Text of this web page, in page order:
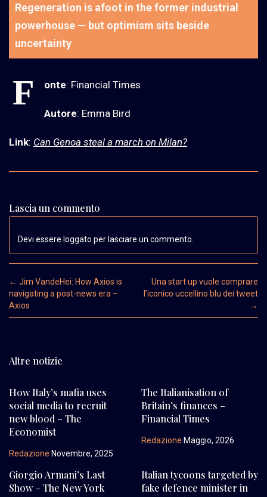
Regeneration is afoot in the former industrial
powerhouse — but optimism sits beside
uncertainty
F onte: Financial Times
Autore: Emma Bird
Link: Can Genoa steal a march on Milan?
Lascia un commento
Devi essere loggato per lasciare un commento.
Post navigation
← Jim VandeHei: How Axios is
navigating a post-news era –
Axios
Una start up vuole comprare
l’iconico uccellino blu dei tweet
→
Altre notizie
How Italy’s mafia uses
social media to recruit
new blood – The
Economist
Redazione Novembre, 2025
The Italianisation of
Britain’s finances –
Financial Times
Redazione Maggio, 2026
Giorgio Armani’s Last
Show – The New York
Italian tycoons targeted by
fake defence minister in